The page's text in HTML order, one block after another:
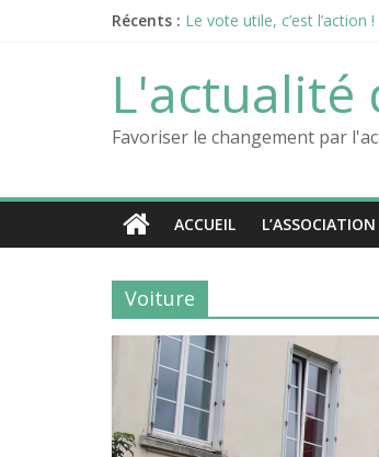
Récents : Le vote utile, c’est l’action !
L’aventure Col-Vert
La nouvelle vidéo de Col-
Notre documentaire sur
L'actualité
Favoriser le changement par
ACCUEIL
Voiture